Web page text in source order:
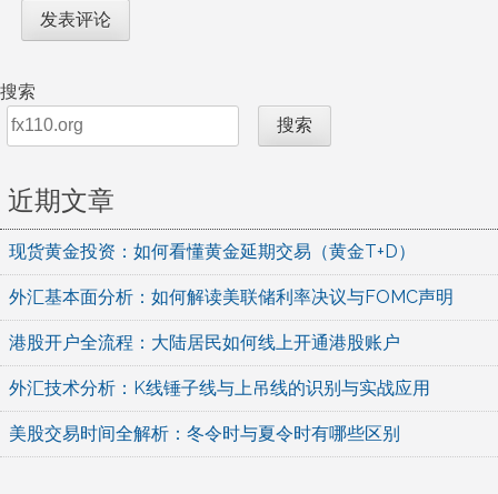
搜索
搜索
近期文章
现货黄金投资：如何看懂黄金延期交易（黄金T+D）
外汇基本面分析：如何解读美联储利率决议与FOMC声明
港股开户全流程：大陆居民如何线上开通港股账户
外汇技术分析：K线锤子线与上吊线的识别与实战应用
美股交易时间全解析：冬令时与夏令时有哪些区别